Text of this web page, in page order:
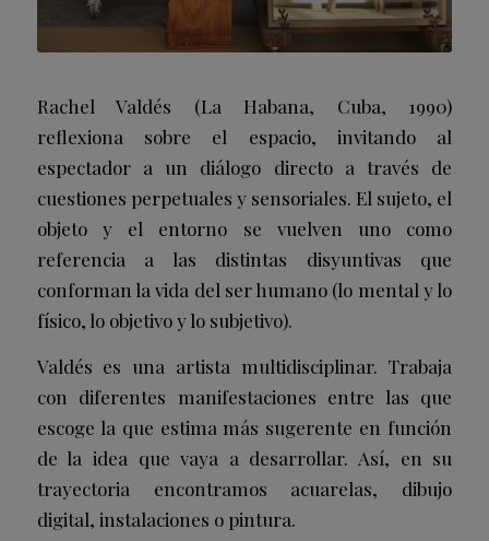
Rachel Valdés (La Habana, Cuba, 1990)
reflexiona sobre el espacio, invitando al
espectador a un diálogo directo a través de
cuestiones perpetuales y sensoriales. El sujeto, el
objeto y el entorno se vuelven uno como
referencia a las distintas disyuntivas que
conforman la vida del ser humano (lo mental y lo
físico, lo objetivo y lo subjetivo).
Valdés es una artista multidisciplinar. Trabaja
con diferentes manifestaciones entre las que
escoge la que estima más sugerente en función
de la idea que vaya a desarrollar. Así, en su
trayectoria encontramos acuarelas, dibujo
digital, instalaciones o pintura.